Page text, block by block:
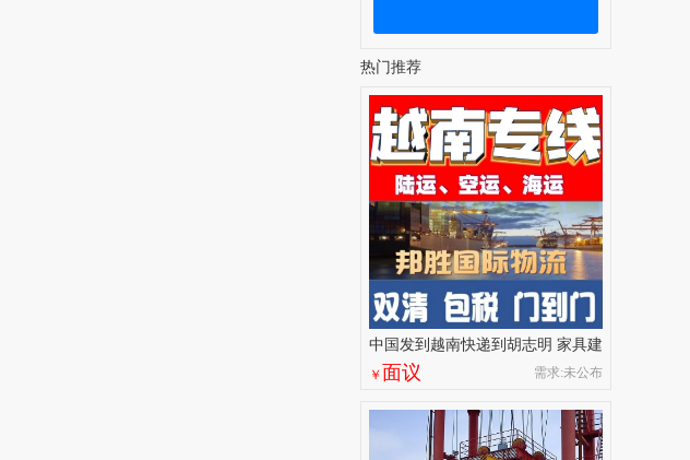
热门推荐
中国发到越南快递到胡志明 家具建
材陆运船运出口 整柜专线运输
￥ 面议 需求:未公布